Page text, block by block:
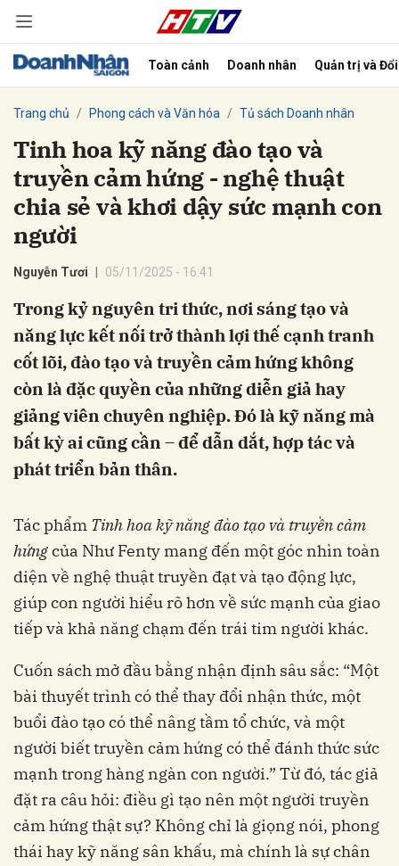
Toàn cảnh Doanh nhân Quản trị và
Trang chủ Phong cách và Văn hóa Tủ sách Doanh nhân
Tinh hoa kỹ năng đào tạo và
truyền cảm hứng - nghệ thuật
chia sẻ và khơi dậy sức mạnh con
người
Nguyễn Tươi 05/11/2025 - 16:41
Trong kỷ nguyên tri thức, nơi sáng tạo và
năng lực kết nối trở thành lợi thế cạnh tranh
cốt lõi, đào tạo và truyền cảm hứng không
còn là đặc quyền của những diễn giả hay
giảng viên chuyên nghiệp. Đó là kỹ năng mà
bất kỳ ai cũng cần – để dẫn dắt, hợp tác và
phát triển bản thân.
Tác phẩm Tinh hoa kỹ năng đào tạo và truyền cảm
hứngcủa Như Fenty mang đến một góc nhìn toàn
diện về nghệ thuật truyền đạt và tạo động lực,
giúp con người hiểu rõ hơn về sức mạnh của giao
tiếp và khả năng chạm đến trái tim người khác.
Cuốn sách mở đầu bằng nhận định sâu sắc: “Một
bài thuyết trình có thể thay đổi nhận thức, một
buổi đào tạo có thể nâng tầm tổ chức, và một
người biết truyền cảm hứng có thể đánh thức sức
mạnh trong hàng ngàn con người.” Từ đó, tác giả
đặt ra câu hỏi: điều gì tạo nên một người truyền
cảm hứng thật sự? Không chỉ là giọng nói, phong
thái hay kỹ năng sân khấu, mà chính là sự chân